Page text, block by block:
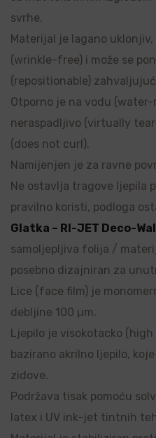
svrhe.
Materijal je lagano
(wrinkle-free) i može se
(repositionable)
Otporno je na vodu
neraspadljivo (virtually
(does not curl).
Namijenjen je za ravne
Ne ostavlja tragove ljepila
pravilno koristi, podloga
Glatka – RI-JET Deco-
samoljepljiva folija /
posebno dizajniran za
Lice (face film) je
debljine 100 µm.
Ljepilo je visokotacko
bazirano akrilno ljepilo,
zidove.
Podržava tisak pomoću
latex i UV ink-jet tintnih